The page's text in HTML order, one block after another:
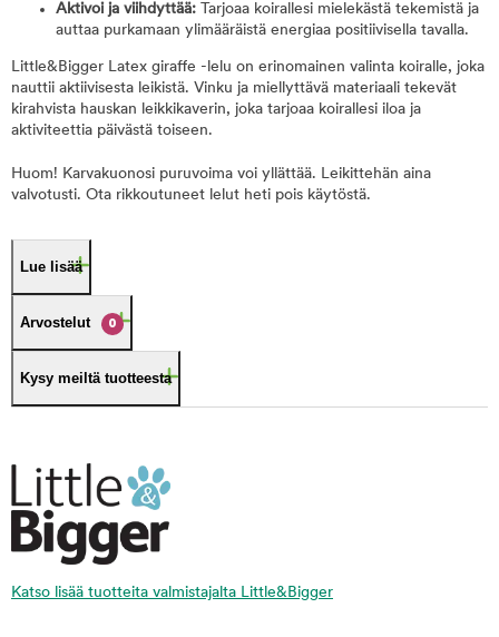
Aktivoi ja viihdyttää: Tarjoaa koirallesi mielekästä tekemistä ja
auttaa purkamaan ylimääräistä energiaa positiivisella tavalla.
Little&Bigger Latex giraffe -lelu on erinomainen valinta koiralle, joka
nauttii aktiivisesta leikistä. Vinku ja miellyttävä materiaali tekevät
kirahvista hauskan leikkikaverin, joka tarjoaa koirallesi iloa ja
aktiviteettia päivästä toiseen.
Huom! Karvakuonosi puruvoima voi yllättää. Leikittehän aina
valvotusti. Ota rikkoutuneet lelut heti pois käytöstä.
Lue lisää
Arvostelut 0
Kysy meiltä tuotteesta
Katso lisää tuotteita valmistajalta Little&Bigger